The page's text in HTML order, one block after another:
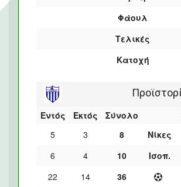
Φάουλ
Τελικές
Κατοχή
Εντός Εκτός Σύνολο
5
3 8 Νίκες
6
4 10 Ισοπ.
22
14 36